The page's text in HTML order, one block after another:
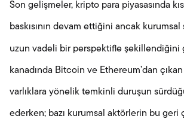
Son gelişmeler, kripto para piyasasında
baskısının devam ettiğini ancak
uzun vadeli bir perspektifle şekillendiğini
kanadında Bitcoin ve Ethereum’dan
varlıklara yönelik temkinli duruşun
ederken; bazı kurumsal aktörlerin bu geri